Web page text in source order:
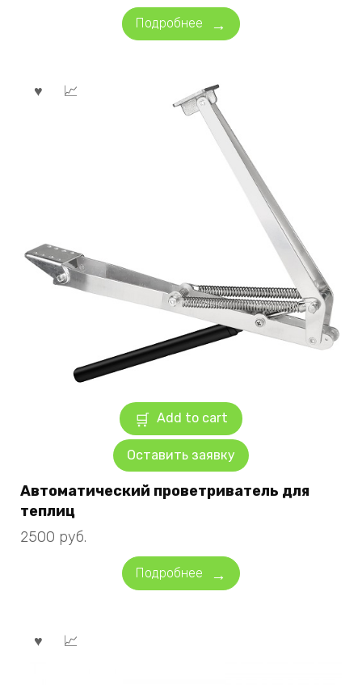
Подробнее
Add to cart
Оставить заявку
Автоматический проветриватель для
теплиц
2500 руб.
Подробнее